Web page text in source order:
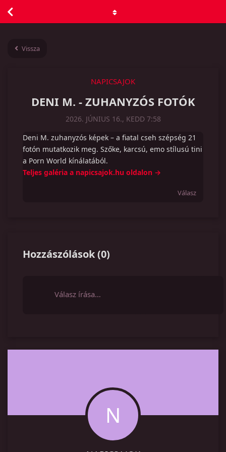
Vissza
NAPICSAJOK
DENI M. - ZUHANYZÓS FOTÓK
2026. JÚNIUS 16., KEDD 7:58
Deni M. zuhanyzós képek – a fiatal cseh szépség 21
fotón mutatkozik meg. Szőke, karcsú, emo stílusú tini
a Porn World kínálatából.
Teljes galéria a napicsajok.hu oldalon →
Válasz
Hozzászólások(0)
Válasz írása…
N